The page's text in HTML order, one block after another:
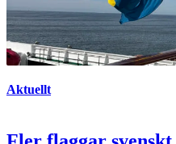
Aktuellt